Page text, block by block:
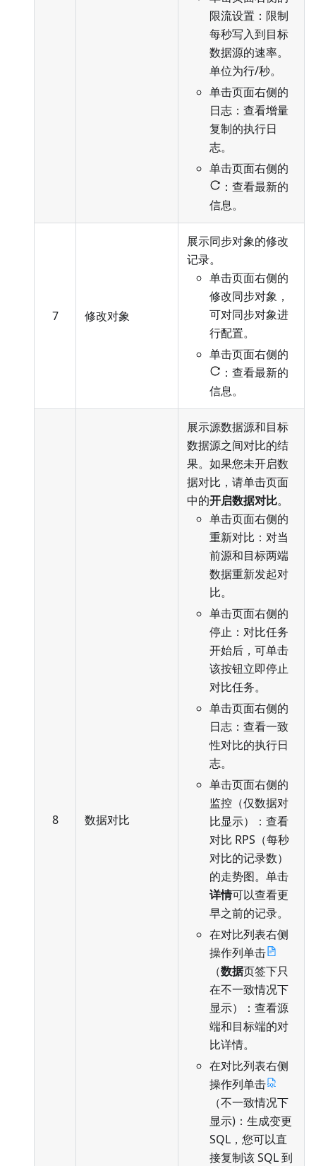
限流设置：限制
每秒写入到目标
数据源的速率。
单位为行/秒。
单击页面右侧的
日志：查看增量
复制的执行日
志。
单击页面右侧的
：查看最新的
信息。
7 修改对象
展示同步对象的修改
记录。
单击页面右侧的
修改同步对象，
可对同步对象进
行配置。
单击页面右侧的
：查看最新的
信息。
8 数据对比
展示源数据源和目标
数据源之间对比的结
果。如果您未开启数
据对比，请单击页面
中的开启数据对比。
单击页面右侧的
重新对比：对当
前源和目标两端
数据重新发起对
比。
单击页面右侧的
停止：对比任务
开始后，可单击
该按钮立即停止
对比任务。
单击页面右侧的
日志：查看一致
性对比的执行日
志。
单击页面右侧的
监控（仅数据对
比显示）：查看
对比 RPS（每秒
对比的记录数）
的走势图。单击
详情可以查看更
早之前的记录。
在对比列表右侧
操作列单击
（数据页签下只
在不一致情况下
显示）：查看源
端和目标端的对
比详情。
在对比列表右侧
操作列单击
（不一致情况下
显示)：生成变更
SQL，您可以直
接复制该 SQL 到